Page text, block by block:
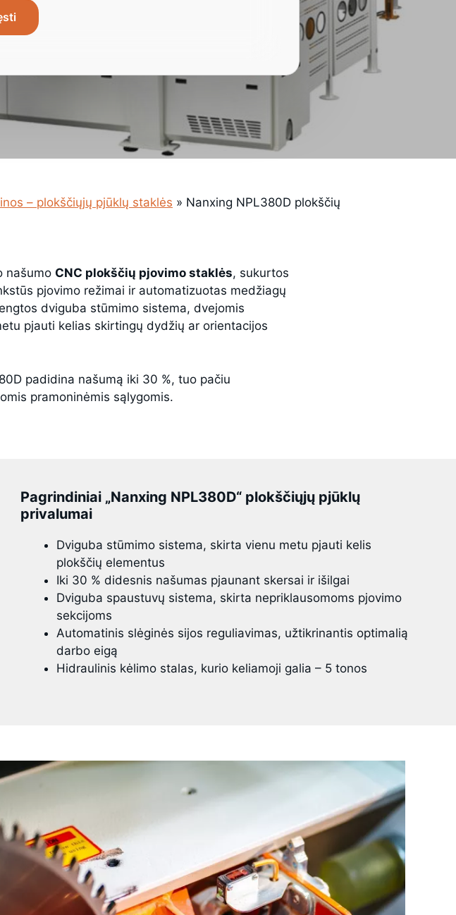
– plokščiųjų pjūklų staklės » Nanxing NPL380D plokščių
našumo CNC plokščių pjovimo staklės, sukurtos
pjovimo režimai ir automatizuotas medžiagų
dviguba stūmimo sistema, dvejomis
pjauti kelias skirtingų dydžių ar orientacijos
padidina našumą iki 30 %, tuo pačiu
pramoninėmis sąlygomis.
Pagrindiniai „Nanxing NPL380D“ plokščiųjų pjūklų
privalumai
Dviguba stūmimo sistema, skirta vienu metu pjauti kelis
plokščių elementus
Iki 30 % didesnis našumas pjaunant skersai ir išilgai
Dviguba spaustuvų sistema, skirta nepriklausomoms pjovimo
sekcijoms
Automatinis slėginės sijos reguliavimas, užtikrinantis optimalią
darbo eigą
Hidraulinis kėlimo stalas, kurio keliamoji galia – 5 tonos